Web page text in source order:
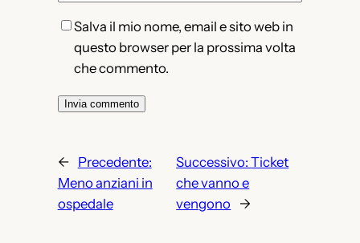
Salva il mio nome, email e sito web in
questo browser per la prossima volta
che commento.
←
Precedente:
Meno anziani in
ospedale
Successivo:Ticket
che vanno e
vengono
→